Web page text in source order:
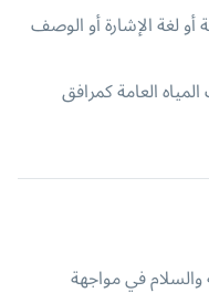
لغة الإشارة أو الوصف
العامة كمرافق
والسلام في مواجهة